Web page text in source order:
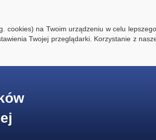
cookies) na Twoim urządzeniu w celu
Twojej przeglądarki. Korzystanie z